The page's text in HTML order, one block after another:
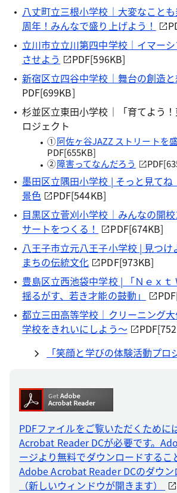
八丈町立三根小学校｜大変なこと
周年！みんなで盛り上げよう！
立川市立立川第四中学校｜イマー
させよう
PDF[596KB]
新宿区立四谷中学校｜舞台の創造
PDF[699KB]
杉並区立東田小学校｜「育てよう
ロジェクト
①阿佐ヶ谷JAZZ ストリートを
PDF[655KB]
②障害ってなんだろう
墨田区立隅田小学校 | そっと見て
景色
PDF[544KB]
目黒区立菅刈小学校｜みんなの開
サートをつくる！
PDF[674KB]
八王子市立元八王子小学校 | 見つけ
まちの伝統文化
PDF[973KB]
豊島区立西池袋中学校 | 「Ｎｅｘｔ
揺るがす、若き才能の鼓動」
都立三田高等学校｜クリーニング
学校をきれいにしよう～
「笑顔と学びの体験活動プ
PDFファイルをご覧いただくために
Acrobat Reader DCが必要です。
ージより無料でダウンロードするこ
Adobe Acrobat Reader DCのダウン
（新しいウィンドウが開きます）